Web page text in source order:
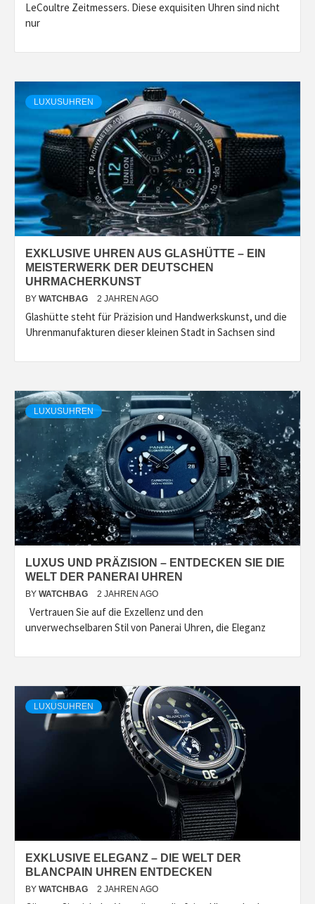
LeCoultre Zeitmessers. Diese exquisiten Uhren sind nicht
nur
LUXUSUHREN
EXKLUSIVE UHREN AUS GLASHÜTTE – EIN
MEISTERWERK DER DEUTSCHEN
UHRMACHERKUNST
BY WATCHBAG 2 JAHREN AGO
Glashütte steht für Präzision und Handwerkskunst, und die
Uhrenmanufakturen dieser kleinen Stadt in Sachsen sind
LUXUSUHREN
LUXUS UND PRÄZISION – ENTDECKEN SIE DIE
WELT DER PANERAI UHREN
BY WATCHBAG 2 JAHREN AGO
Vertrauen Sie auf die Exzellenz und den
unverwechselbaren Stil von Panerai Uhren, die Eleganz
LUXUSUHREN
EXKLUSIVE ELEGANZ – DIE WELT DER
BLANCPAIN UHREN ENTDECKEN
BY WATCHBAG 2 JAHREN AGO